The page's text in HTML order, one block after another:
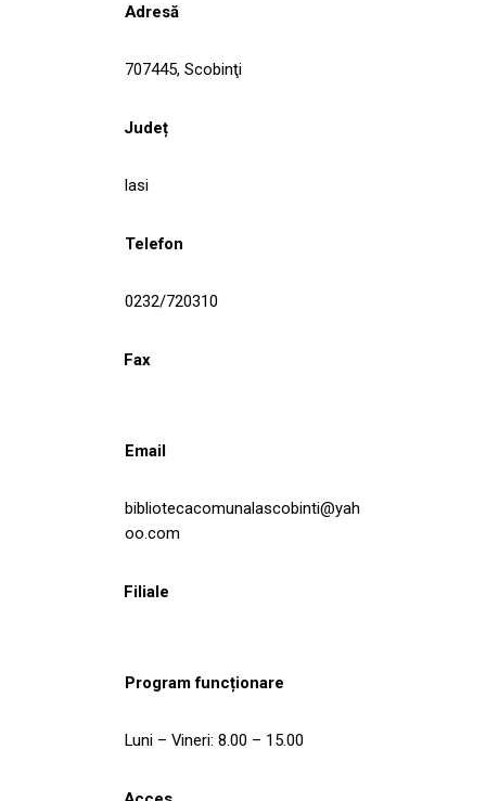
Adresă
707445, Scobinţi
Județ
Iasi
Telefon
0232/720310
Fax
Email
bibliotecacomunalascobinti@yah
oo.com
Filiale
Program funcționare
Luni – Vineri: 8.00 – 15.00